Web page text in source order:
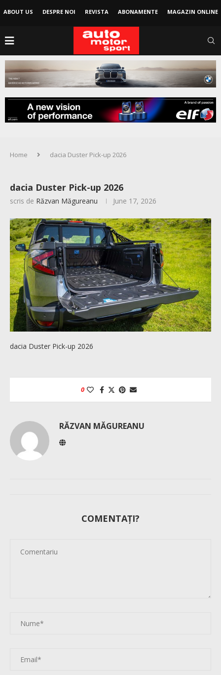
ABOUT US DESPRE NOI REVISTA ABONAMENTE MAGAZIN ONLINE
Home dacia Duster Pick-up 2026
dacia Duster Pick-up 2026
scris de Răzvan Măgureanu June 17, 2026
dacia Duster Pick-up 2026
0
RĂZVAN MĂGUREANU
COMENTAȚI?